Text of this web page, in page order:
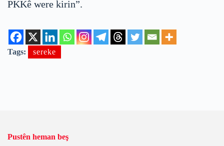
PKKê were kirin”.
Tags: sereke
Pustên heman beş